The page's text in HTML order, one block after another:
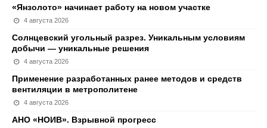
«Янзолото» начинает работу на новом участке
4 августа 2026
Солнцевский угольный разрез. Уникальным условиям
добычи — уникальные решения
4 августа 2026
Применение разработанных ранее методов и средств
вентиляции в метрополитене
4 августа 2026
АНО «НОИВ». Взрывной прогресс